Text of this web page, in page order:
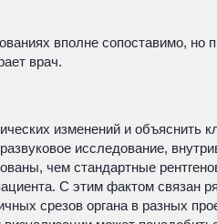
вполне сопоставимо, но
врач.
изменений и объяснить
исследование,
чем стандартные
С этим фактом связан
срезов органа в разных